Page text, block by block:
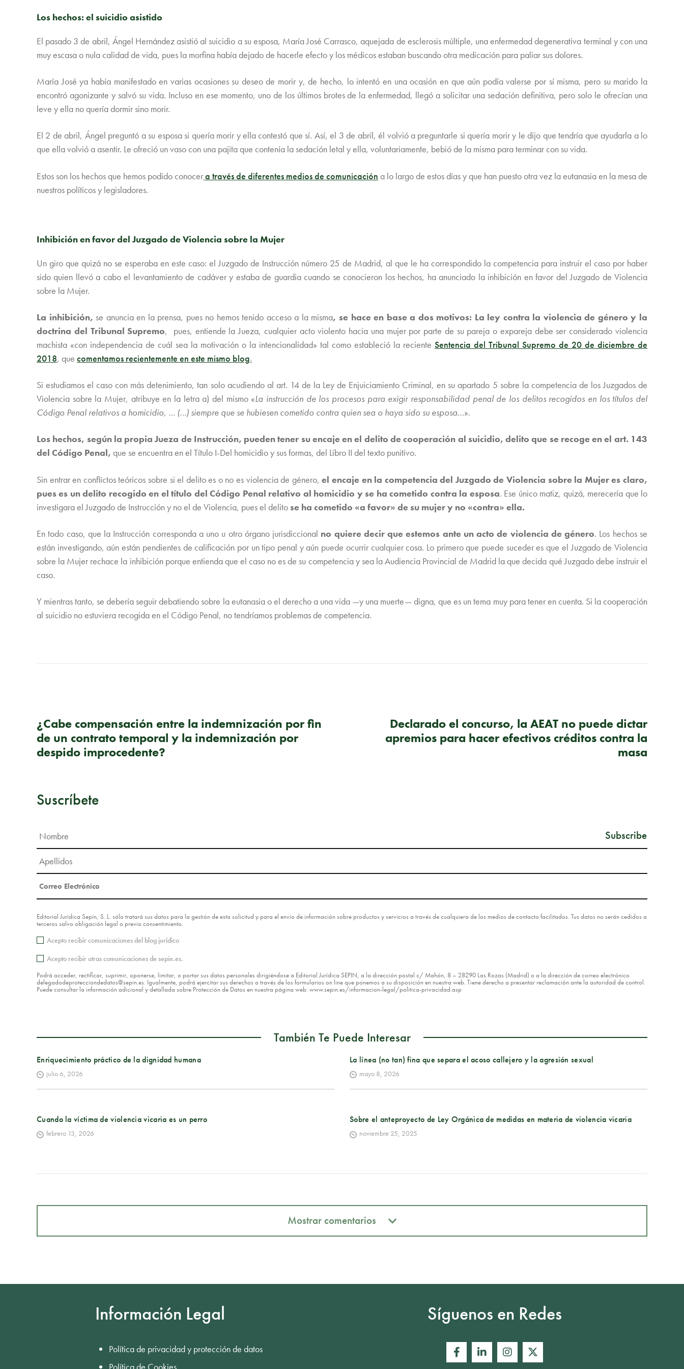
Los hechos: el suicidio asistido
El pasado 3 de abril, Ángel Hernández asistió al suicidio a su esposa, María José Carrasco, aquejada de esclerosis múltiple, una enfermedad degenerativa terminal y con una
muy escasa o nula calidad de vida, pues la morfina había dejado de hacerle efecto y los médicos estaban buscando otra medicación para paliar sus dolores.
María José ya había manifestado en varias ocasiones su deseo de morir y, de hecho, lo intentó en una ocasión en que aún podía valerse por sí misma, pero su marido la
encontró agonizante y salvó su vida. Incluso en ese momento, uno de los últimos brotes de la enfermedad, llegó a solicitar una sedación definitiva, pero solo le ofrecían una
leve y ella no quería dormir sino morir.
El 2 de abril, Ángel preguntó a su esposa si quería morir y ella contestó que sí. Así, el 3 de abril, él volvió a preguntarle si quería morir y le dijo que tendría que ayudarla a lo
que ella volvió a asentir. Le ofreció un vaso con una pajita que contenía la sedación letal y ella, voluntariamente, bebió de la misma para terminar con su vida.
Estos son los hechos que hemos podido conocera través de diferentes medios de comunicación a lo largo de estos días y que han puesto otra vez la eutanasia en la mesa de
nuestros políticos y legisladores.
Inhibición en favor del Juzgado de Violencia sobre la Mujer
Un giro que quizá no se esperaba en este caso: el Juzgado de Instrucción número 25 de Madrid, al que le ha correspondido la competencia para instruir el caso por haber
sido quien llevó a cabo el levantamiento de cadáver y estaba de guardia cuando se conocieron los hechos, ha anunciado la inhibición en favor del Juzgado de Violencia
sobre la Mujer.
La inhibición, se anuncia en la prensa, pues no hemos tenido acceso a la misma, se hace en base a dos motivos: La ley contra la violencia de género y la
doctrina del Tribunal Supremo, pues, entiende la Jueza, cualquier acto violento hacia una mujer por parte de su pareja o expareja debe ser considerado violencia
machista «con independencia de cuál sea la motivación o la intencionalidad» tal como estableció la reciente Sentencia del Tribunal Supremo de 20 de diciembre de
2018, que comentamos recientemente en este mismo blog.
Si estudiamos el caso con más detenimiento, tan solo acudiendo al art. 14 de la Ley de Enjuiciamiento Criminal, en su apartado 5 sobre la competencia de los Juzgados de
Violencia sobre la Mujer, atribuye en la letra a) del mismo «La instrucción de los procesos para exigir responsabilidad penal de los delitos recogidos en los títulos del
Código Penal relativos a homicidio, … (…) siempre que se hubiesen cometido contra quien sea o haya sido su esposa…».
Los hechos, según la propia Jueza de Instrucción, pueden tener su encaje en el delito de cooperación al suicidio, delito que se recoge en el art. 143
del Código Penal, que se encuentra en el Título I-Del homicidio y sus formas, del Libro II del texto punitivo.
Sin entrar en conflictos teóricos sobre si el delito es o no es violencia de género,el encaje en la competencia del Juzgado de Violencia sobre la Mujer es claro,
pues es un delito recogido en el título del Código Penal relativo al homicidio y se ha cometido contra la esposa. Ese único matiz, quizá, merecería que lo
investigara el Juzgado de Instrucción y no el de Violencia, pues el delitose ha cometido «a favor» de su mujer y no «contra» ella.
En todo caso, que la Instrucción corresponda a uno u otro órgano jurisdiccional no quiere decir que estemos ante un acto de violencia de género. Los hechos se
están investigando, aún están pendientes de calificación por un tipo penal y aún puede ocurrir cualquier cosa. Lo primero que puede suceder es que el Juzgado de Violencia
sobre la Mujer rechace la inhibición porque entienda que el caso no es de su competencia y sea la Audiencia Provincial de Madrid la que decida qué Juzgado debe instruir el
caso.
Y mientras tanto, se debería seguir debatiendo sobre la eutanasia o el derecho a una vida —y una muerte— digna, que es un tema muy para tener en cuenta. Si la cooperación
al suicidio no estuviera recogida en el Código Penal, no tendríamos problemas de competencia.
¿Cabe compensación entre la indemnización por fin
de un contrato temporal y la indemnización por
despido improcedente?
Declarado el concurso, la AEAT no puede dictar
apremios para hacer efectivos créditos contra la
masa
Suscríbete
Editorial Jurídica Sepín, S. L. sólo tratará sus datos para la gestión de esta solicitud y para el envío de información sobre productos y servicios a través de cualquiera de los medios de contacto facilitados. Tus datos no serán cedidos a
terceros salvo obligación legal o previo consentimiento.
Acepto recibir comunicaciones del blog jurídico
Acepto recibir otras comunicaciones de sepin.es.
Podrá acceder, rectificar, suprimir, oponerse, limitar, o portar sus datos personales dirigiéndose a Editorial Jurídica SEPIN, a la dirección postal c/ Mahón, 8 – 28290 Las Rozas (Madrid) o a la dirección de correo electrónico
delegadodeprotecciondedatos@sepin.es. Igualmente, podrá ejercitar sus derechos a través de los formularios on line que ponemos a su disposición en nuestra web. Tiene derecho a presentar reclamación ante la autoridad de control.
Puede consultar la información adicional y detallada sobre Protección de Datos en nuestra página web: www.sepin.es/informacion-legal/politica-privacidad.asp
También Te Puede Interesar
Enriquecimiento práctico de la dignidad humana
julio 6, 2026
La línea (no tan) fina que separa el acoso callejero y la agresión sexual
mayo 8, 2026
Cuando la víctima de violencia vicaria es un perro
febrero 13, 2026
Sobre el anteproyecto de Ley Orgánica de medidas en materia de violencia vicaria
noviembre 25, 2025
Mostrar comentarios
Información Legal
Política de privacidad y protección de datos
Política de Cookies
Síguenos en Redes